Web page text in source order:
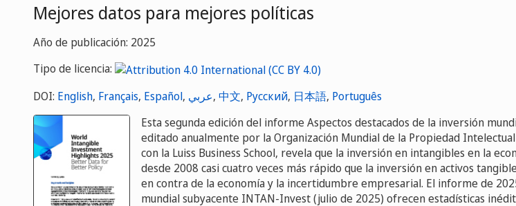
Mejores datos para mejores políticas
Año de publicación: 2025
Tipo de licencia:
DOI: English, Français, Español, عربي, 中文, Русский, 日本語, Português
Esta segunda edición del informe Aspectos destacados de la inversión
editado anualmente por la Organización Mundial de la Propiedad
con la Luiss Business School, revela que la inversión en intangibles en la
desde 2008 casi cuatro veces más rápido que la inversión en activos
en contra de la economía y la incertidumbre empresarial. El informe de
mundial subyacente INTAN-Invest (julio de 2025) ofrecen estadísticas